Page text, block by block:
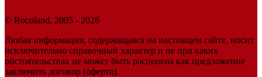
© Rocoland, 2005 - 2026
Любая информация, содержащаяся на настоящем сайте, носит
исключительно справочный характер и не при каких
обстоятельствах не может быть расценена как предложение
заключить договор (оферта).